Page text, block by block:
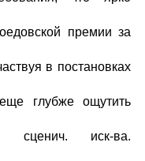
премии за
в постановках
глубже ощутить
сценич. иск-ва.